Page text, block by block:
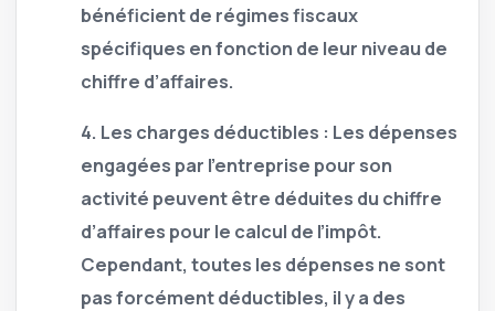
bénéficient de régimes fiscaux
spécifiques en fonction de leur niveau de
chiffre d’affaires.
4. Les charges déductibles : Les dépenses
engagées par l’entreprise pour son
activité peuvent être déduites du chiffre
d’affaires pour le calcul de l’impôt.
Cependant, toutes les dépenses ne sont
pas forcément déductibles, il y a des